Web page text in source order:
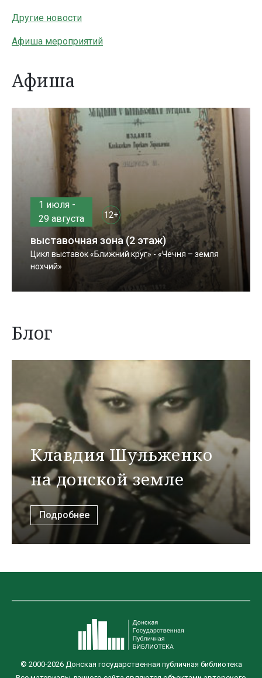
Другие новости
Афиша мероприятий
Афиша
1 июля -
29 августа
12+
выставочная зона (2 этаж)
Цикл выставок «Ближний круг» - «Чечня – земля
нохчий»
Блог
Клавдия Шульженко
на донской земле
Подробнее
© 2000-2026 Донская государственная публичная библиотека